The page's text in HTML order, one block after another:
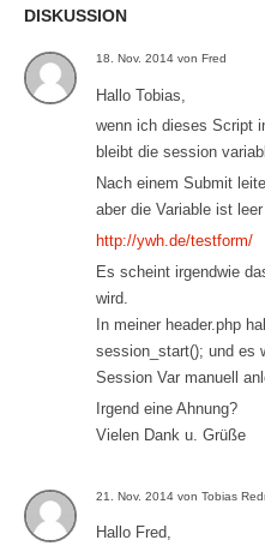
DISKUSSION
18. Nov. 2014 von Fred
Hallo Tobias,
wenn ich dieses Script
bleibt die session
Nach einem Submit
aber die Variable ist
http://ywh.de/testform/
Es scheint irgendwie
wird.
In meiner header.php
session_start(); und es
Session Var manuell
Irgend eine Ahnung?
Vielen Dank u. Grüße
21. Nov. 2014 von Tobias
Hallo Fred,